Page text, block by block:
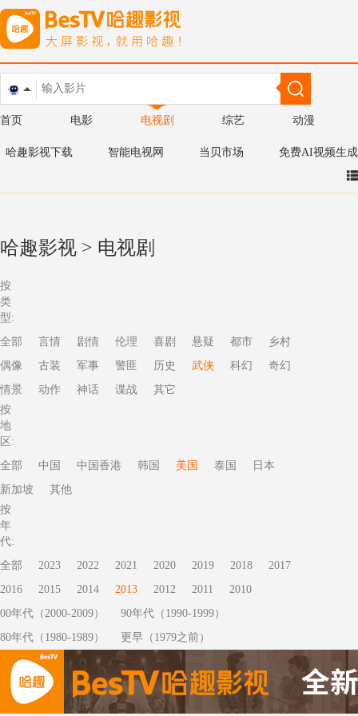
首页 电影 电视剧 综艺 动漫
哈趣影视下载 智能电视网 当贝市场 免费AI视频生成
哈趣影视 > 电视剧
按
类
型:
全部
言情 剧情 伦理 喜剧 悬疑 都市
乡村
偶像
古装 军事 警匪 历史 武侠 科幻
奇幻
情景
动作 神话 谍战
其它
按
地
区:
全部
中国 中国香港 韩国 美国 泰国
日本
新加坡
其他
按
年
代:
全部
2023 2022 2021 2020 2019 2018
2017
2016
2015 2014 2013 2012 2011
2010
00年代（2000-2009）
90年代（1990-1999）
80年代（1980-1989）
更早（1979之前）